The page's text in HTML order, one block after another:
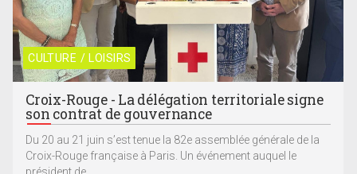
CULTURE / LOISIRS
Croix-Rouge - La délégation territoriale signe
son contrat de gouvernance
Du 20 au 21 juin s’est tenue la 82e assemblée générale de la
Croix-Rouge française à Paris. Un événement auquel le